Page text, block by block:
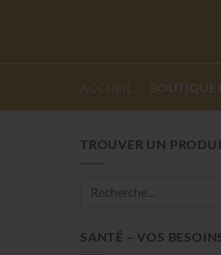
ACCUEIL BOUTIQUE
TROUVER UN
Recherche
SANTÉ – VOS